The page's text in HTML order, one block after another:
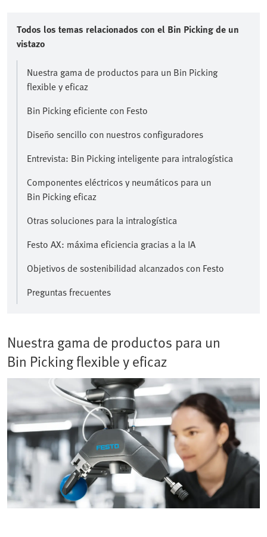
Todos los temas relacionados con el Bin Picking de un
vistazo
Nuestra gama de productos para un Bin Picking
flexible y eficaz
Bin Picking eficiente con Festo
Diseño sencillo con nuestros configuradores
Entrevista: Bin Picking inteligente para intralogística
Componentes eléctricos y neumáticos para un
Bin Picking eficaz
Otras soluciones para la intralogística
Festo AX: máxima eficiencia gracias a la IA
Objetivos de sostenibilidad alcanzados con Festo
Preguntas frecuentes
Nuestra gama de productos para un
Bin Picking flexible y eficaz